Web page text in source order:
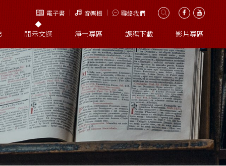
電子書 音樂檔 聯絡我們
開示文選 淨土專區 課程下載 影片專區